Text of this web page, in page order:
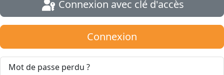
Connexion avec clé d'accès
Connexion
Mot de passe perdu ?